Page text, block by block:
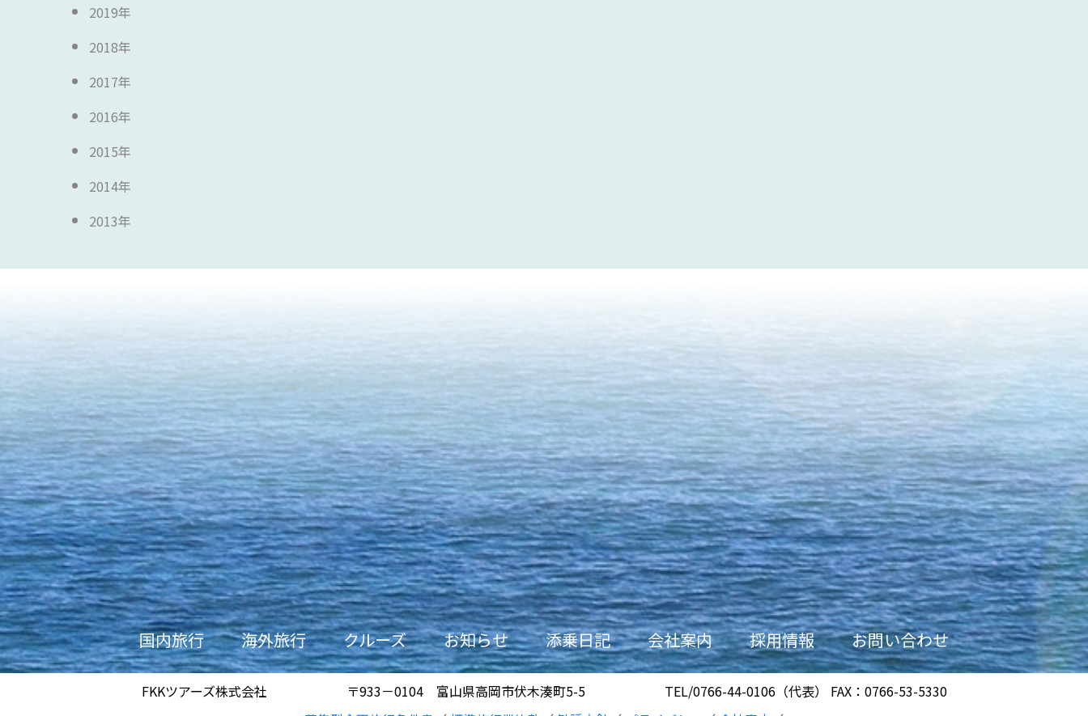
2019年
2018年
2017年
2016年
2015年
2014年
2013年
国内旅行 海外旅行 クルーズ お知らせ 添乗日記 会社案内 採用情報 お問い合わせ
FKKツアーズ株式会社 〒933－0104 富山県高岡市伏木湊町5-5
TEL/0766-44-0106（代表） FAX：0766-53-5330